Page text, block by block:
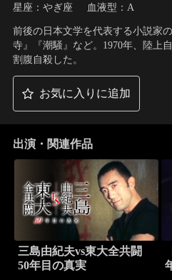
星座：やぎ座 血液型：A
前後の日本文学を代表する小説家
寺』『潮騒』など。1970年、陸上
割腹自殺した。
お気に入りに追加
出演・関連作品
三島由紀夫vs東大全共闘
50年目の真実